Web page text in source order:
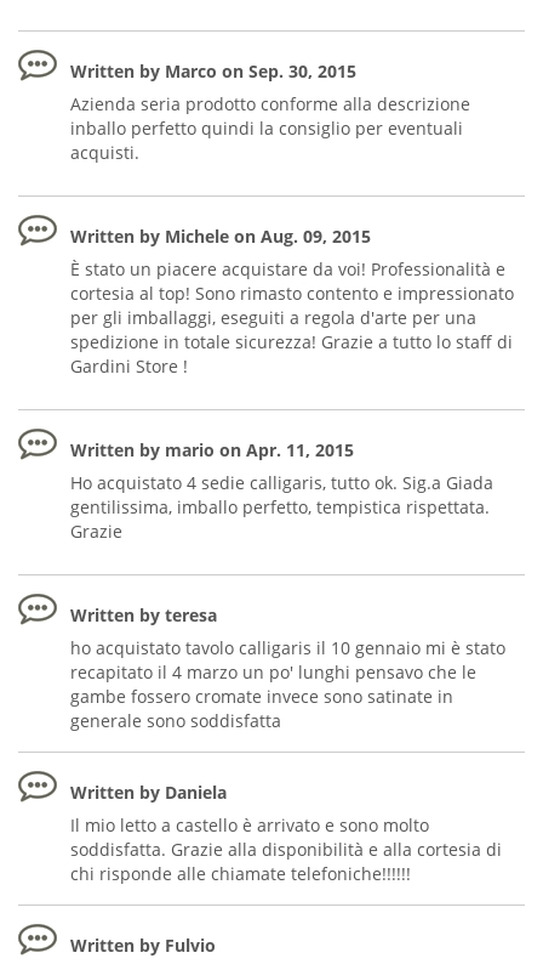
Written by Marco on Sep. 30, 2015
Azienda seria prodotto conforme alla descrizione
inballo perfetto quindi la consiglio per eventuali
acquisti.
Written by Michele on Aug. 09, 2015
È stato un piacere acquistare da voi! Professionalità e
cortesia al top! Sono rimasto contento e impressionato
per gli imballaggi, eseguiti a regola d'arte per una
spedizione in totale sicurezza! Grazie a tutto lo staff di
Gardini Store !
Written by mario on Apr. 11, 2015
Ho acquistato 4 sedie calligaris, tutto ok. Sig.a Giada
gentilissima, imballo perfetto, tempistica rispettata.
Grazie
Written by teresa
ho acquistato tavolo calligaris il 10 gennaio mi è stato
recapitato il 4 marzo un po' lunghi pensavo che le
gambe fossero cromate invece sono satinate in
generale sono soddisfatta
Written by Daniela
Il mio letto a castello è arrivato e sono molto
soddisfatta. Grazie alla disponibilità e alla cortesia di
chi risponde alle chiamate telefoniche!!!!!!
Written by Fulvio